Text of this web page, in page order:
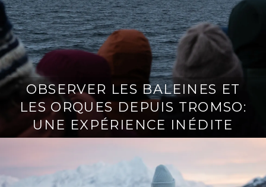
OBSERVER LES BALEINES ET
LES ORQUES DEPUIS TROMSO:
UNE EXPÉRIENCE INÉDITE